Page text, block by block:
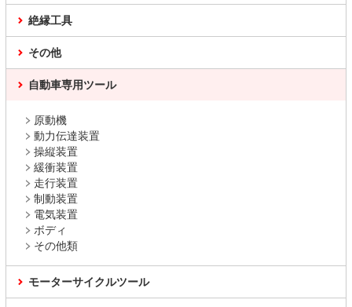
絶縁工具
その他
自動車専用ツール
原動機
動力伝達装置
操縦装置
緩衝装置
走行装置
制動装置
電気装置
ボディ
その他類
モーターサイクルツール